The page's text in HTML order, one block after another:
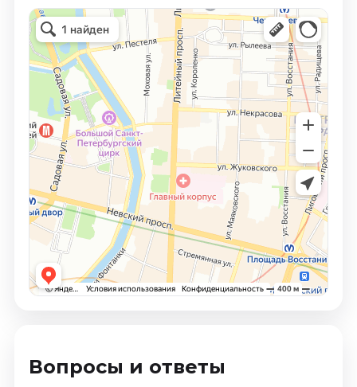
Вопросы и ответы